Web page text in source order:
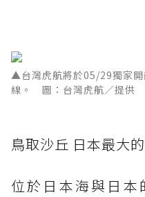
▲台灣虎航將於05/29獨家
線。 圖：台灣虎航／提供
鳥取沙丘 日本最大
位於日本海與日本